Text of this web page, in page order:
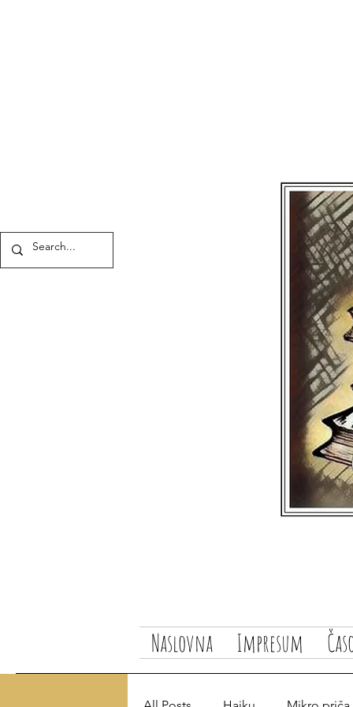
Naslovna Impresum